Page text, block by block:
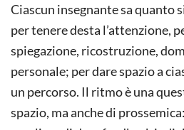
Ciascun insegnante sa
per tenere desta l’attenzione,
spiegazione, ricostruzione,
personale; per dare spazio a
un percorso. Il ritmo è una
spazio, ma anche di